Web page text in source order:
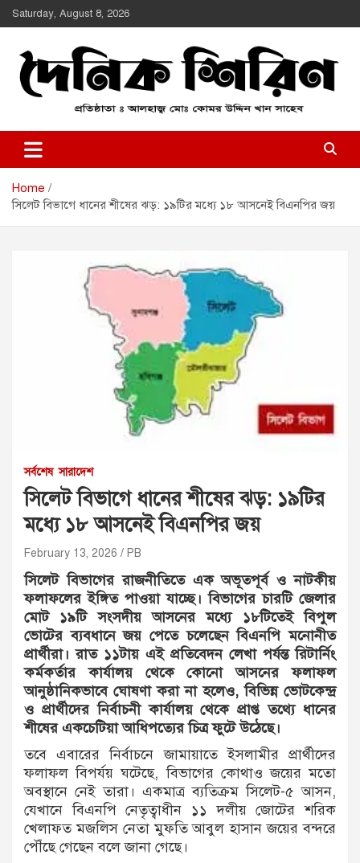
Skip
to
Saturday, August 8, 2026
Daily Shirin
Home
সিলেট বিভাগে ধানের শীষের ঝড়: ১৯টির মধ্যে ১৮ আসনেই বিএনপির জয়
সর্বশেষ সারাদেশ
সিলেট বিভাগে ধানের শীষের ঝড়: ১৯টির
মধ্যে ১৮ আসনেই বিএনপির জয়
February 13, 2026 PB
সিলেট বিভাগের রাজনীতিতে এক অভূতপূর্ব ও নাটকীয়
ফলাফলের ইঙ্গিত পাওয়া যাচ্ছে। বিভাগের চারটি জেলার
মোট ১৯টি সংসদীয় আসনের মধ্যে ১৮টিতেই বিপুল
ভোটের ব্যবধানে জয় পেতে চলেছেন বিএনপি মনোনীত
প্রার্থীরা। রাত ১১টায় এই প্রতিবেদন লেখা পর্যন্ত রিটার্নিং
কর্মকর্তার কার্যালয় থেকে কোনো আসনের ফলাফল
আনুষ্ঠানিকভাবে ঘোষণা করা না হলেও, বিভিন্ন ভোটকেন্দ্র
ও প্রার্থীদের নির্বাচনী কার্যালয় থেকে প্রাপ্ত তথ্যে ধানের
শীষের একচেটিয়া আধিপত্যের চিত্র ফুটে উঠেছে।
তবে এবারের নির্বাচনে জামায়াতে ইসলামীর প্রার্থীদের
ফলাফল বিপর্যয় ঘটেছে, বিভাগের কোথাও জয়ের মতো
অবস্থানে নেই তারা। একমাত্র ব্যতিক্রম সিলেট-৫ আসন,
যেখানে বিএনপি নেতৃত্বাধীন ১১ দলীয় জোটের শরিক
খেলাফত মজলিস নেতা মুফতি আবুল হাসান জয়ের বন্দরে
পৌঁছে গেছেন বলে জানা গেছে।